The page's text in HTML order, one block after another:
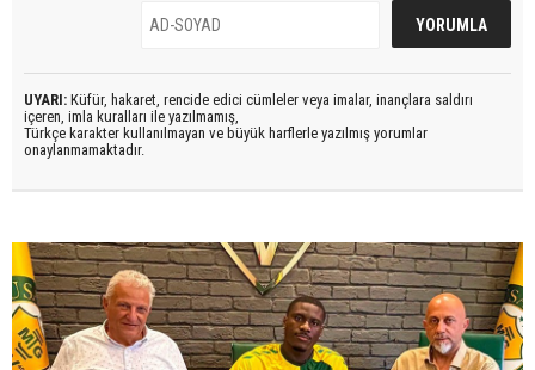
UYARI: Küfür, hakaret, rencide edici cümleler veya imalar, inançlara saldırı
içeren, imla kuralları ile yazılmamış,
Türkçe karakter kullanılmayan ve büyük harflerle yazılmış yorumlar
onaylanmamaktadır.